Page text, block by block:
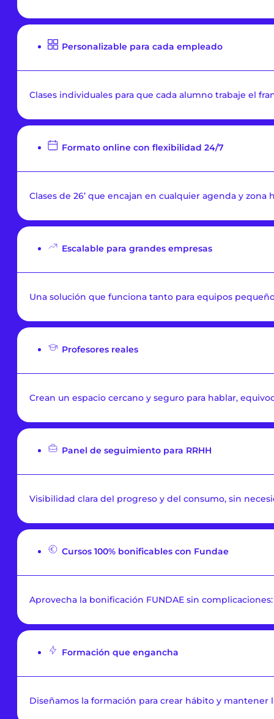
Personalizable para cada empleado
Clases individuales para que cada alumno trabaje el
Formato online con flexibilidad 24/7
Clases de 26’ que encajan en cualquier agenda y zona
Escalable para grandes empresas
Una solución que funciona tanto para equipos
Profesores reales
Crean un espacio cercano y seguro para hablar,
Panel de seguimiento para RRHH
Visibilidad clara del progreso y del consumo, sin
Cursos 100% bonificables con Fundae
Aprovecha la bonificación FUNDAE sin
Formación que engancha
Diseñamos la formación para crear hábito y mantener